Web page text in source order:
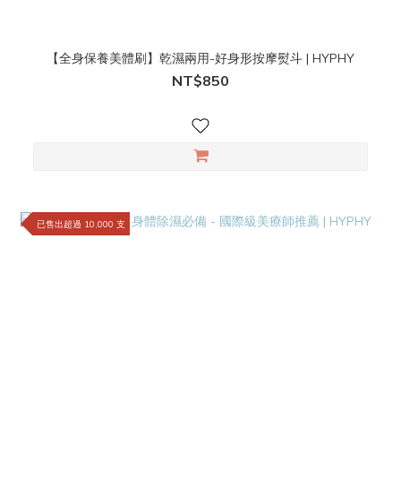
【全身保養美體刷】乾濕兩用-好身形按摩熨斗 | HYPHY
NT$850
已售出超過 10,000 支